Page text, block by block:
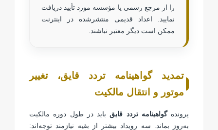
را از مرجع رسمی یا مؤسسه مورد تأیید دریافت
نمایید. اعداد قدیمی منتشرشده در اینترنت
ممکن است دیگر معتبر نباشند.
تمدید گواهینامه تردد قایق، تغییر
موتور و انتقال مالکیت
پروندهگواهینامه تردد قایق باید در طول دوره مالکیت
به‌روز بماند. سه رویداد بیشتر از بقیه نیازمند توجه‌اند: